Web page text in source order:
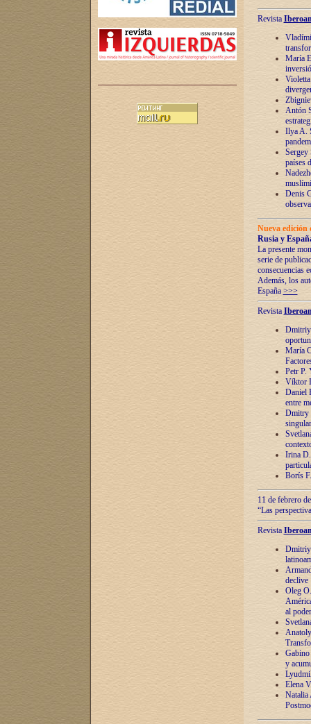
Revista
María
Antón
Ilya A.
Sergey
países
Denis
Nueva
Rusia y
La presente
serie de
consecuencias
Además, los
España >>>
Revista
Dmitriy
María
Petr P.
Víktor
Daniel
entre
Dmitry
Irina
Borís
11 de febrero
“Las
Revista
Dmitriy
declive
Oleg
al poder
y
Elena
Natalia